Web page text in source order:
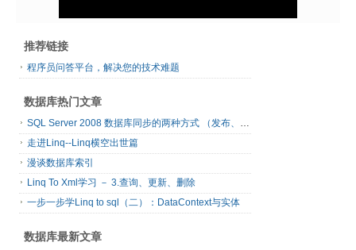
推荐链接
程序员问答平台，解决您的技术难题
数据库热门文章
SQL Server 2008 数据库同步的两种方式 （发布、订阅）
走进Linq--Linq横空出世篇
漫谈数据库索引
Linq To Xml学习 － 3.查询、更新、删除
一步一步学Linq to sql（二）：DataContext与实体
数据库最新文章